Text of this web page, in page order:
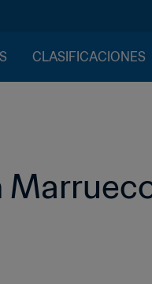
CLASIFICACIONES